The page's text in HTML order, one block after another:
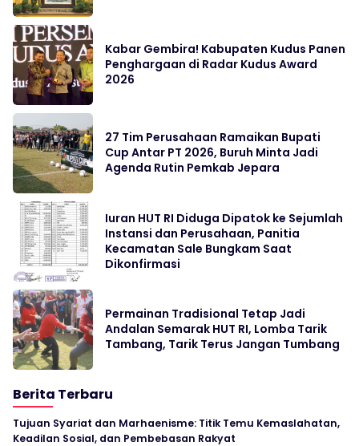
Kabar Gembira! Kabupaten Kudus Panen
Penghargaan di Radar Kudus Award
2026
27 Tim Perusahaan Ramaikan Bupati
Cup Antar PT 2026, Buruh Minta Jadi
Agenda Rutin Pemkab Jepara
Iuran HUT RI Diduga Dipatok ke Sejumlah
Instansi dan Perusahaan, Panitia
Kecamatan Sale Bungkam Saat
Dikonfirmasi
Permainan Tradisional Tetap Jadi
Andalan Semarak HUT RI, Lomba Tarik
Tambang, Tarik Terus Jangan Tumbang
Berita Terbaru
Tujuan Syariat dan Marhaenisme: Titik Temu Kemaslahatan,
Keadilan Sosial, dan Pembebasan Rakyat